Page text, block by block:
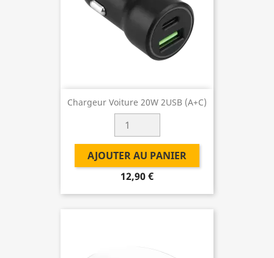
Chargeur Voiture 20W 2USB (A+C)
AJOUTER AU PANIER
12,90 €